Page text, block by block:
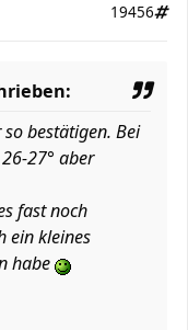
19456
bestätigen. Bei
27° aber
fast noch
ein kleines
habe